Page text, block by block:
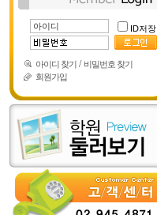
ID저장
아이디 찾기 / 비밀번호 찾기
회원가입